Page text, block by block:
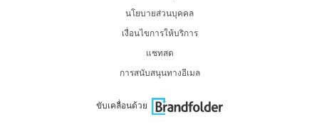
นโยบายส่วนบุคคล
เงื่อนไขการให้บริการ
แชทสด
การสนับสนุนทางอีเมล
ขับเคลื่อนด้วย